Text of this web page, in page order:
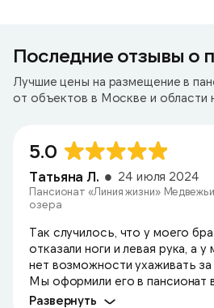
Последние отзывы о
Лучшие цены на размещение в
от объектов в Москве и области
5.0
Татьяна Л. 24 июля 2024
Пансионат «Линия жизни» Медвежьи
озера
Так случилось, что у моего
отказали ноги и левая рука, а у
нет возможности ухаживать за
Мы оформили его в пансионат в
Развернуть